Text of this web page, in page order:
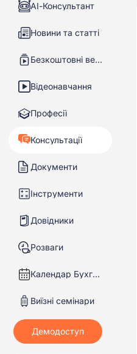
АІ-Консультант
Новини та статті
Безкоштовні вебінари
Відеонавчання
Професії
Консультації
Документи
Інструменти
Довідники
Розваги
Календар Бухгалтера
Виїзні семінари